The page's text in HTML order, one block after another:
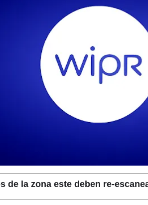
de la zona este deben re-